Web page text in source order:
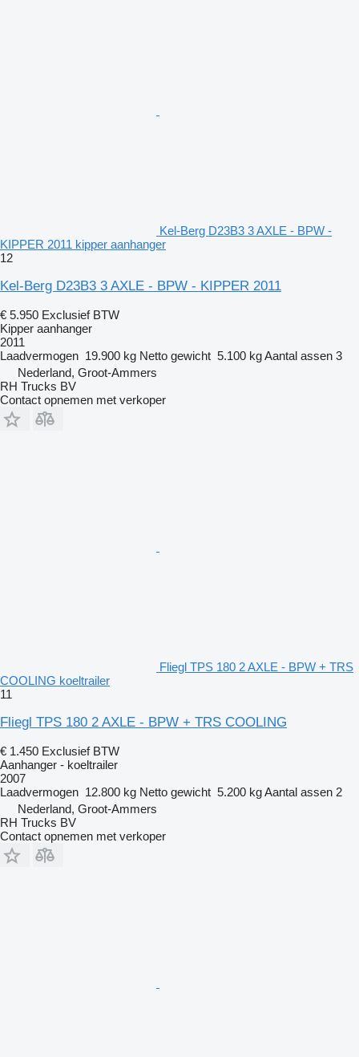
Kel-Berg D23B3 3 AXLE - BPW -
KIPPER 2011 kipper aanhanger
12
Kel-Berg D23B3 3 AXLE - BPW - KIPPER 2011
€ 5.950 Exclusief BTW
Kipper aanhanger
2011
Laadvermogen 19.900 kg Netto gewicht 5.100 kgAantal assen 3
Nederland, Groot-Ammers
RH Trucks BV
Contact opnemen met verkoper
Fliegl TPS 180 2 AXLE - BPW + TRS
COOLING koeltrailer
11
Fliegl TPS 180 2 AXLE - BPW + TRS COOLING
€ 1.450 Exclusief BTW
Aanhanger - koeltrailer
2007
Laadvermogen 12.800 kg Netto gewicht 5.200 kgAantal assen 2
Nederland, Groot-Ammers
RH Trucks BV
Contact opnemen met verkoper